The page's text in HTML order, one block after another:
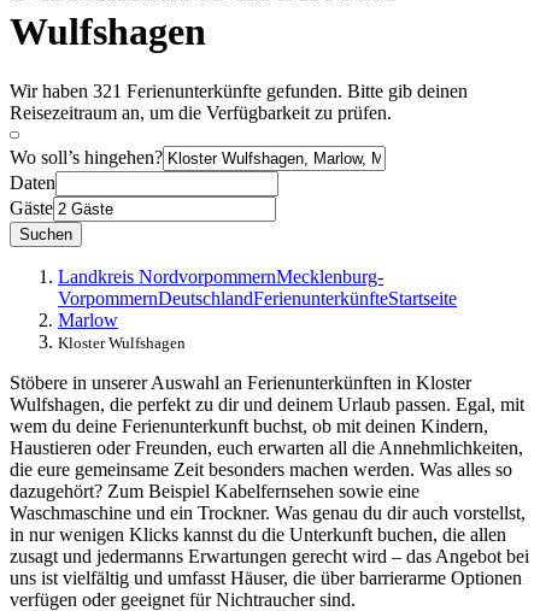
Wulfshagen
Wir haben 321 Ferienunterkünfte gefunden. Bitte gib deinen
Reisezeitraum an, um die Verfügbarkeit zu prüfen.
Wo soll’s hingehen?
Daten
Gäste
Suchen
Landkreis NordvorpommernMecklenburg-
VorpommernDeutschlandFerienunterkünfteStartseite
Marlow
Kloster Wulfshagen
Stöbere in unserer Auswahl an Ferienunterkünften in Kloster
Wulfshagen, die perfekt zu dir und deinem Urlaub passen. Egal, mit
wem du deine Ferienunterkunft buchst, ob mit deinen Kindern,
Haustieren oder Freunden, euch erwarten all die Annehmlichkeiten,
die eure gemeinsame Zeit besonders machen werden. Was alles so
dazugehört? Zum Beispiel Kabelfernsehen sowie eine
Waschmaschine und ein Trockner. Was genau du dir auch vorstellst,
in nur wenigen Klicks kannst du die Unterkunft buchen, die allen
zusagt und jedermanns Erwartungen gerecht wird – das Angebot bei
uns ist vielfältig und umfasst Häuser, die über barrierarme Optionen
verfügen oder geeignet für Nichtraucher sind.